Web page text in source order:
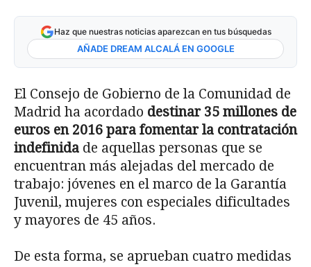
Haz que nuestras noticias aparezcan en tus búsquedas
AÑADE DREAM ALCALÁ EN GOOGLE
El Consejo de Gobierno de la Comunidad de
Madrid ha acordado destinar 35 millones de
euros en 2016 para fomentar la contratación
indefinida de aquellas personas que se
encuentran más alejadas del mercado de
trabajo: jóvenes en el marco de la Garantía
Juvenil, mujeres con especiales dificultades
y mayores de 45 años.
De esta forma, se aprueban cuatro medidas